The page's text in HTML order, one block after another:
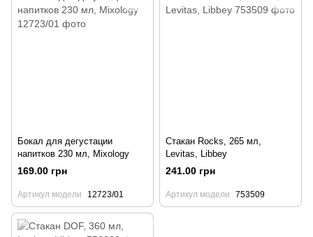
Бокал для дегустации
напитков 230 мл, Mixology
169.00 грн
Артикул модели 12723/01
Стакан Rocks, 265 мл,
Levitas, Libbey
241.00 грн
Артикул модели 753509